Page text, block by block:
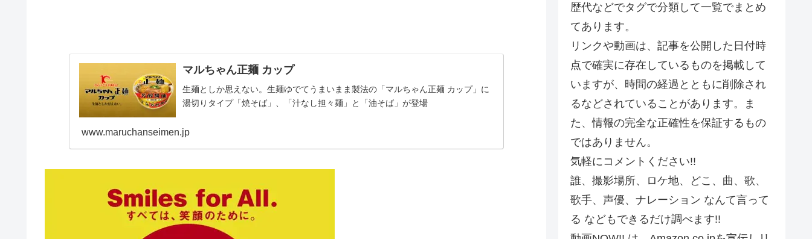
マルちゃん正麺 カップ
生麺としか思えない。生麺ゆでてうまいまま製法の「マルちゃん正麺 カップ」に
湯切りタイプ「焼そば」、「汁なし担々麺」と「油そば」が登場
www.maruchanseimen.jp
歴代などでタグで分類して一覧でまとめ
てあります。
リンクや動画は、記事を公開した日付時
点で確実に存在しているものを掲載して
いますが、時間の経過とともに削除され
るなどされていることがあります。ま
た、情報の完全な正確性を保証するもの
ではありません。
気軽にコメントください!!
誰、撮影場所、ロケ地、どこ、曲、歌、
歌手、声優、ナレーション なんて言って
る などもできるだけ調べます!!